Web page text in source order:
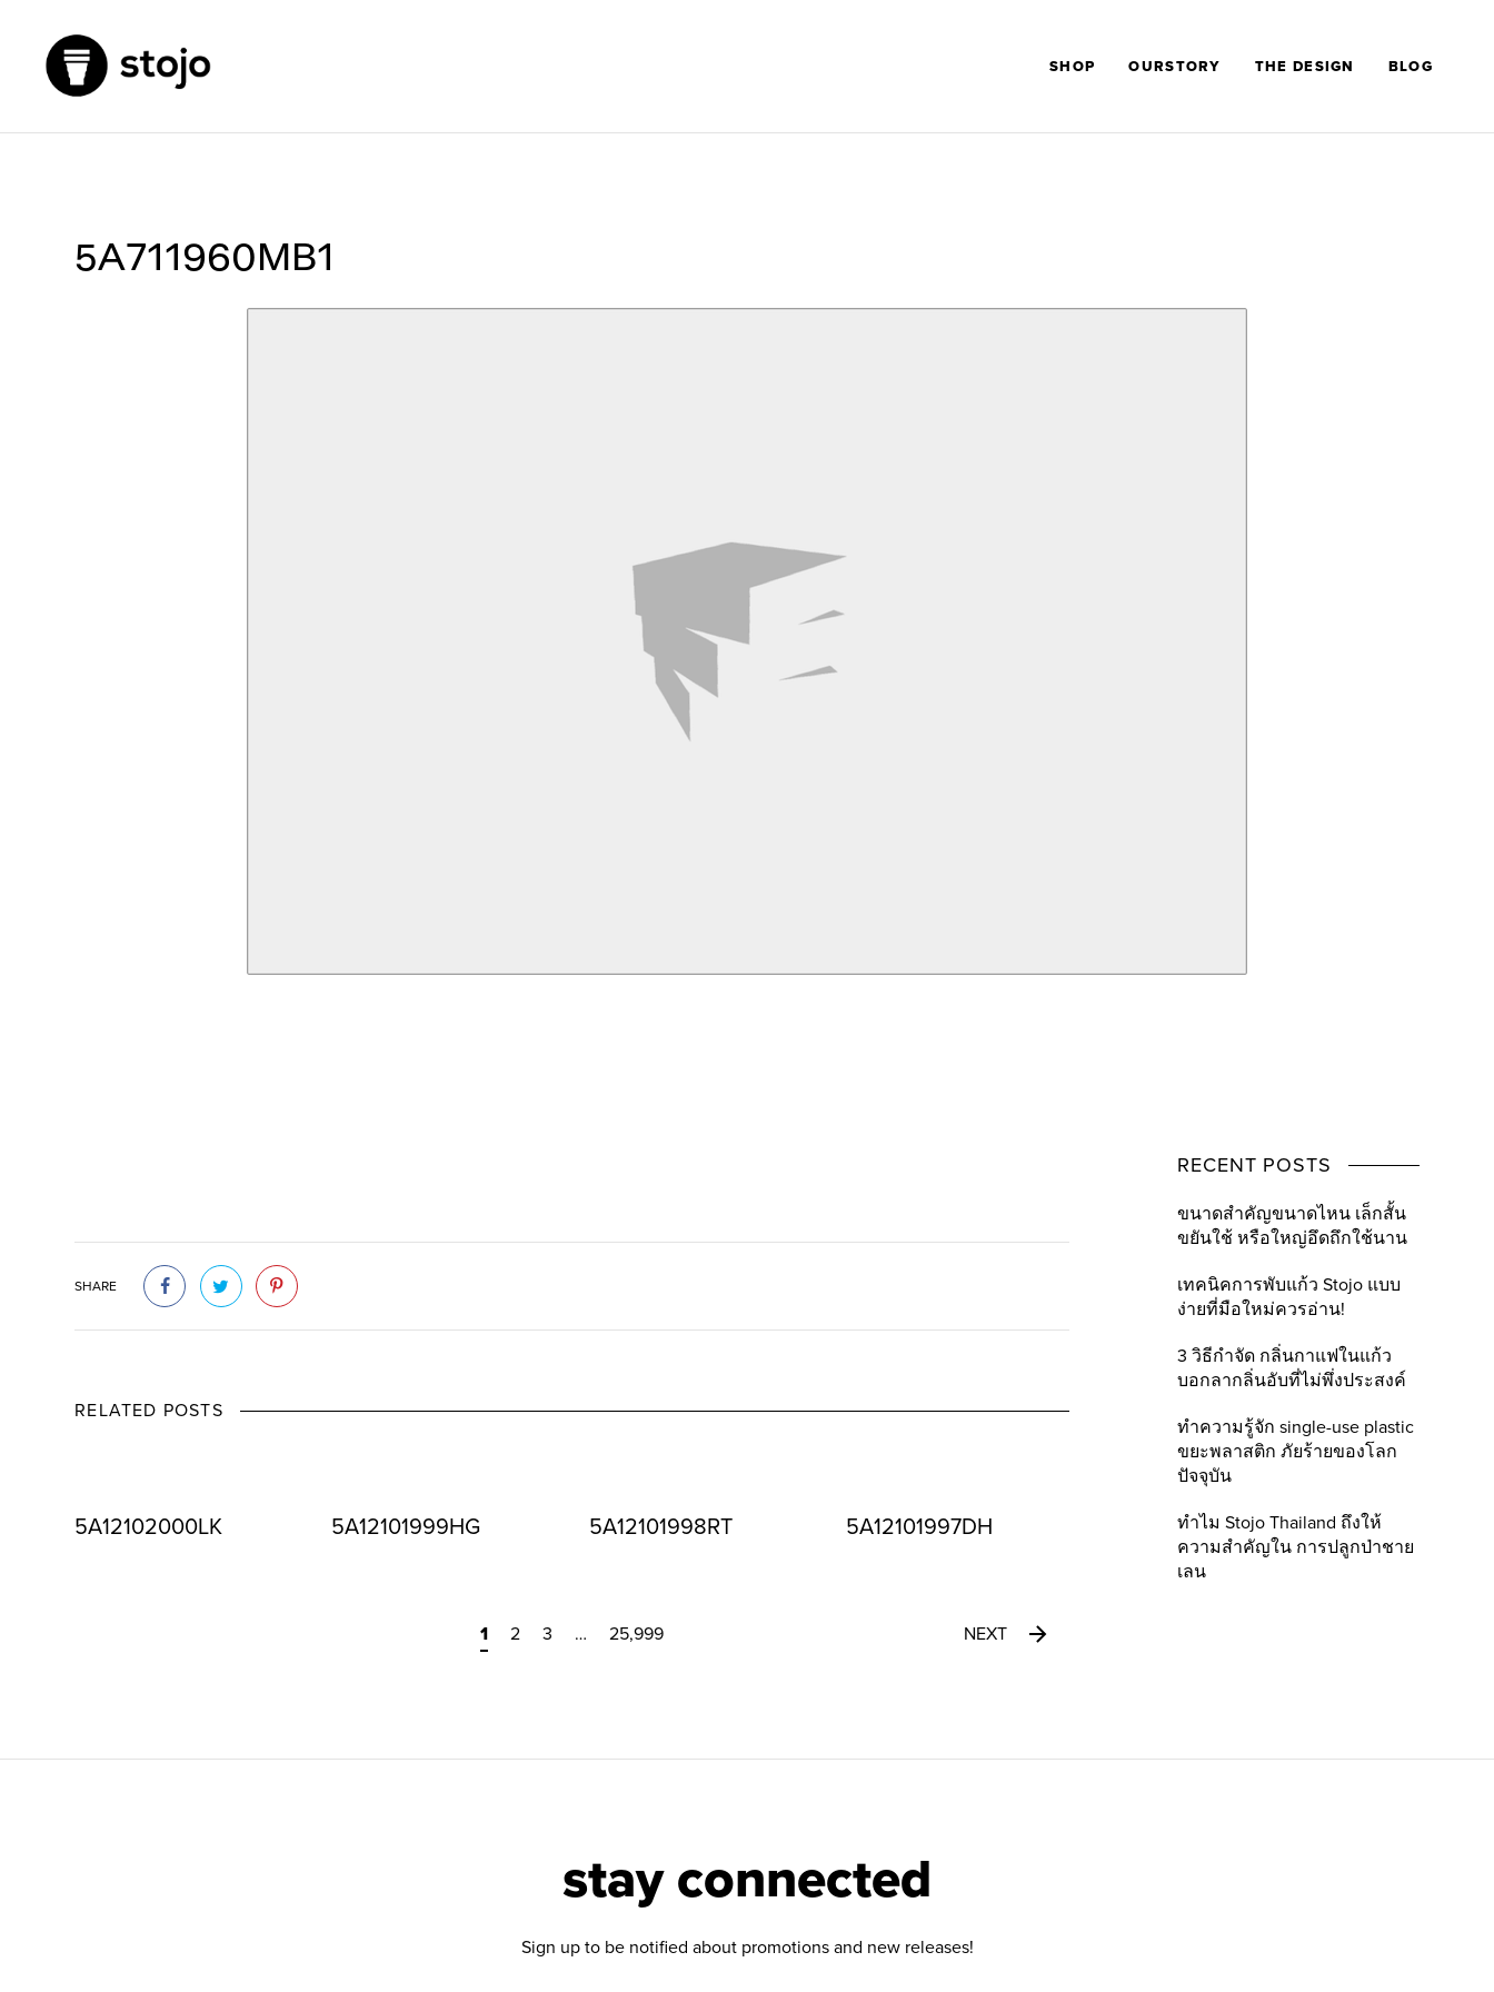
SHOP OURSTORY THE DESIGN BLOG
5A711960MB1
SHARE
RELATED POSTS
5A12102000LK 5A12101999HG 5A12101998RT 5A12101997DH
1 2 3 … 25,999 NEXT
RECENT POSTS
ขนาดสำคัญขนาดไหน เล็กสั้น
ขยันใช้ หรือใหญ่อึดถึกใช้นาน
เทคนิคการพับแก้ว Stojo แบบ
ง่ายที่มือใหม่ควรอ่าน!
3 วิธีกำจัด กลิ่นกาแฟในแก้ว
บอกลากลิ่นอับที่ไม่พึ่งประสงค์
ทำความรู้จัก single-use plastic
ขยะพลาสติก ภัยร้ายของโลก
ปัจจุบัน
ทำไม Stojo Thailand ถึงให้
ความสำคัญใน การปลูกป่าชาย
เลน
stay connected
Sign up to be notified about promotions and new releases!